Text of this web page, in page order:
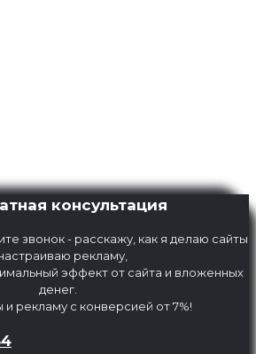
консультация
звонок - расскажу, как я делаю сайты
рекламу,
эффект от сайта и вложенных
денег.
рекламу с конверсией от 7%!